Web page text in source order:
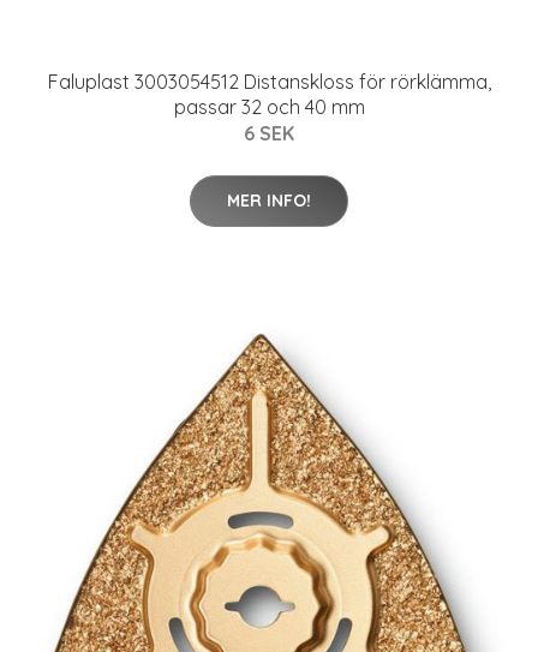
Faluplast 3003054512 Distanskloss för rörklämma,
passar 32 och 40 mm
6 SEK
MER INFO!